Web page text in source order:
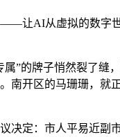
让AI从虚拟的数字
”的牌子悄然裂了缝
南开区的马珊珊，就
定：市人平易近副